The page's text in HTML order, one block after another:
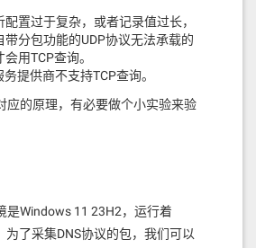
配置过于复杂，或者记录值过长，
带分包功能的UDP协议无法承载的
用TCP查询。
提供商不支持TCP查询。
应的原理，有必要做个小实验来验
是Windows 11 23H2，运行着
为了采集DNS协议的包，我们可以